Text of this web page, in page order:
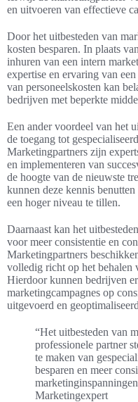
en uitvoeren van effectieve
Door het uitbesteden van
kosten besparen. In plaats
inhuren van een intern
expertise en ervaring van
van personeelskosten kan
bedrijven met beperkte
Een ander voordeel van het
de toegang tot
Marketingpartners zijn
en implementeren van
de hoogte van de nieuwste
kunnen deze kennis
een hoger niveau te tillen.
Daarnaast kan het
voor meer consistentie en
Marketingpartners
volledig richt op het behalen
Hierdoor kunnen bedrijven
marketingcampagnes op
uitgevoerd en
“Het uitbesteden van
professionele partner
te maken van
besparen en meer
Marketingexpert